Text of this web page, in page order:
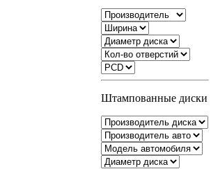
Штампованные диски